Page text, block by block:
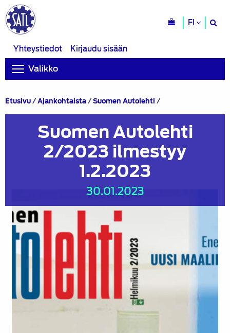
FI
Yhteystiedot
Kirjaudu sisään
Valikko
Etusivu/Ajankohtaista/Suomen Autolehti /Suomen
ilmestyy
1.2.2023
Suomen Autolehti
2/2023 ilmestyy
1.2.2023
30.01.2023